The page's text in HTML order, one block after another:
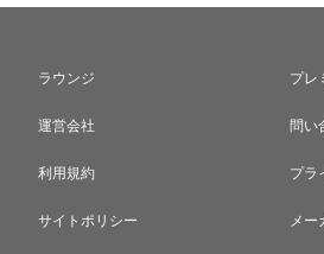
ラウンジ プレ
運営会社 問い
利用規約 プラ
サイトポリシー メー